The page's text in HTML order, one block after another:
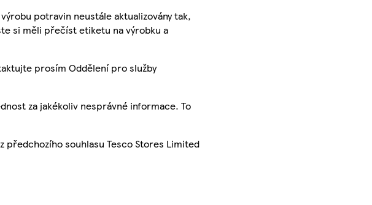
potravin neustále aktualizovány tak,
si měli přečíst etiketu na výrobku a
prosím Oddělení pro služby
za jakékoliv nesprávné informace. To
předchozího souhlasu Tesco Stores Limited